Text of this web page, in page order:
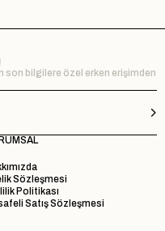
son bilgilere özel erken erişimden
Sözleşmesi
Politikası
Satış Sözleşmesi